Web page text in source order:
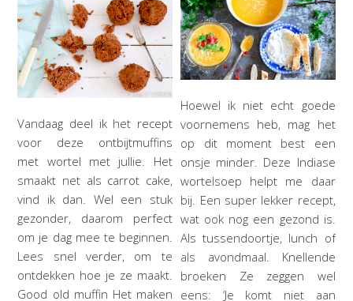
Vandaag deel ik het recept
voor deze ontbijtmuffins
met wortel met jullie. Het
smaakt net als carrot cake,
vind ik dan. Wel een stuk
gezonder, daarom perfect
om je dag mee te beginnen.
Lees snel verder, om te
ontdekken hoe je ze maakt.
Good old muffin Het maken
Hoewel ik niet echt goede
voornemens heb, mag het
op dit moment best een
onsje minder. Deze Indiase
wortelsoep helpt me daar
bij. Een super lekker recept,
wat ook nog een gezond is.
Als tussendoortje, lunch of
als avondmaal. Knellende
broeken Ze zeggen wel
eens: ‘Je komt niet aan